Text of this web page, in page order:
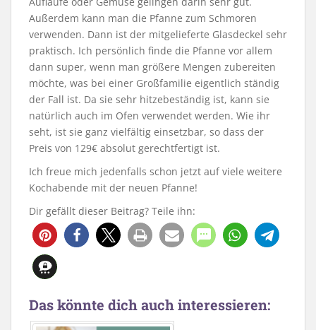
Außerdem kann man die Pfanne zum Schmoren
verwenden. Dann ist der mitgelieferte Glasdeckel sehr
praktisch. Ich persönlich finde die Pfanne vor allem
dann super, wenn man größere Mengen zubereiten
möchte, was bei einer Großfamilie eigentlich ständig
der Fall ist. Da sie sehr hitzebeständig ist, kann sie
natürlich auch im Ofen verwendet werden. Wie ihr
seht, ist sie ganz vielfältig einsetzbar, so dass der
Preis von 129€ absolut gerechtfertigt ist.
Ich freue mich jedenfalls schon jetzt auf viele weitere
Kochabende mit der neuen Pfanne!
Dir gefällt dieser Beitrag? Teile ihn:
Das könnte dich auch interessieren: